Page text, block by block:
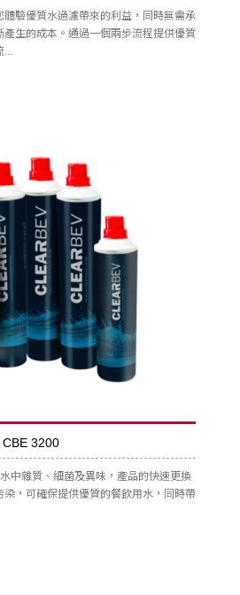
驗優質水過濾帶來的利益，同時無需承
生的成本。通過一個兩步流程提供優質
...
3200
中雜質、細菌及異味，產品的快速更換
，可確保提供優質的餐飲用水，同時帶